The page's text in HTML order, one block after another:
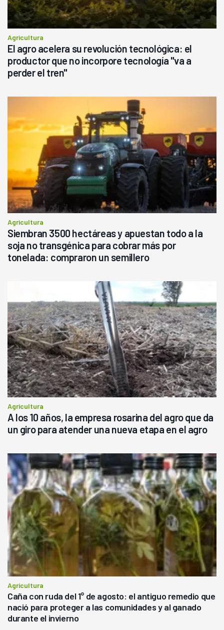
Agricultura
El agro acelera su revolución tecnológica: el
productor que no incorpore tecnología "va a
perder el tren"
Agricultura
Siembran 3500 hectáreas y apuestan todo a la
soja no transgénica para cobrar más por
tonelada: compraron un semillero
Agricultura
A los 10 años, la empresa rosarina del agro que da
un giro para atender una nueva etapa en el agro
Agricultura
Caña con ruda del 1° de agosto: el antiguo remedio que
nació para proteger a las comunidades y al ganado
durante el invierno